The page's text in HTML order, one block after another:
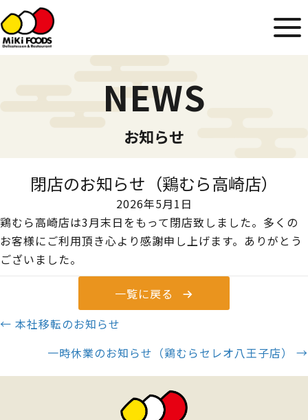
NEWS
お知らせ
閉店のお知らせ（鶏むら高崎店）
2026年5月1日
鶏むら高崎店は3月末日をもって閉店致しました。多くの
お客様にご利用頂き心より感謝申し上げます。ありがとう
ございました。
一覧に戻る
Posts
navigation
← 本社移転のお知らせ
一時休業のお知らせ（鶏むらセレオ八王子店） →